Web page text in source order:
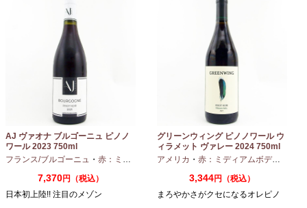
AJ ヴァオナ ブルゴーニュ ピノノ
ワール 2023 750ml
フランス/ブルゴーニュ ・ 赤：ミディアムボディ ・ ピノノワール
7,370円（税込）
日本初上陸!! 注目のメゾン
グリーンウィング ピノノワール ウ
ィラメット ヴァレー 2024 750ml
アメリカ ・ 赤：ミディアムボディ
3,344円（税込）
まろやかさがクセになるオレピノ